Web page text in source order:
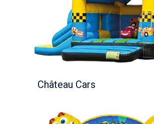
Château Cars